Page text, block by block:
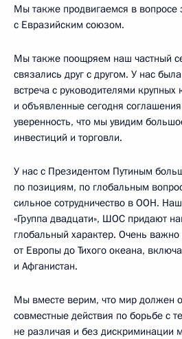
Мы также продвигаемся в вопросе
с Евразийским союзом.
Мы также поощряем наш частный
связались друг с другом. У нас
встреча с руководителями крупных
и объявленные сегодня
уверенность, что мы увидим
инвестиций и торговли.
У нас с Президентом Путиным
по позициям, по глобальным
сильное сотрудничество в ООН.
«Группа двадцати», ШОС придают
глобальный характер. Очень
от Европы до Тихого океана,
и Афганистан.
Мы вместе верим, что мир должен
совместные действия по борьбе с
не различая и без дискриминации